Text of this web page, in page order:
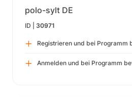
polo-sylt DE
ID | 30971
Registrieren und bei Programm
Anmelden und bei Programm